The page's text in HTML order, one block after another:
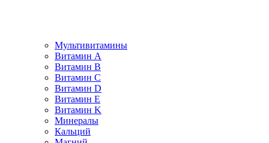
Мультивитамины
Витамин A
Витамин B
Витамин C
Витамин D
Витамин E
Витамин K
Минералы
Кальций